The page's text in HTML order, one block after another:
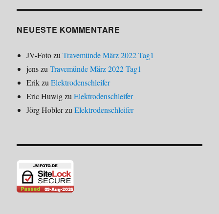
NEUESTE KOMMENTARE
JV-FotozuTravemünde März 2022 Tag1
jenszuTravemünde März 2022 Tag1
ErikzuElektrodenschleifer
Eric HuwigzuElektrodenschleifer
Jörg HoblerzuElektrodenschleifer